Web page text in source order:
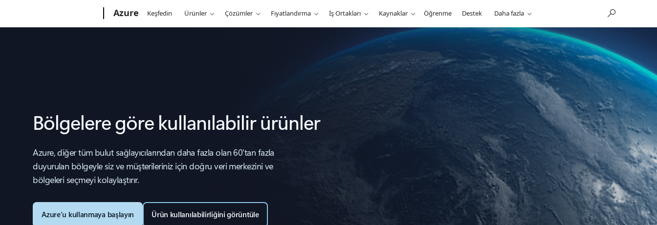
Azure Keşfedin Ürünler Çözümler Fiyatlandırma İş Ortakları Kaynaklar Öğrenme Destek Daha fazla
Bölgelere göre kullanılabilir ürünler
Azure, diğer tüm bulut sağlayıcılarından daha fazla olan 60'tan fazla
duyurulan bölgeyle siz ve müşterileriniz için doğru veri merkezini ve
bölgeleri seçmeyi kolaylaştırır.
Azure’u kullanmaya başlayın Ürün kullanılabilirliğini görüntüle